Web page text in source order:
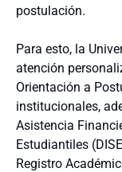
postulación.
Para esto, la
atención
Orientación a
institucionales,
Asistencia
Estudiantiles
Registro